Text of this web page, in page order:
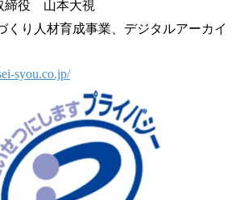
締役 山本大視
くり人材育成事業、デジタルアーカイ
syou.co.jp/